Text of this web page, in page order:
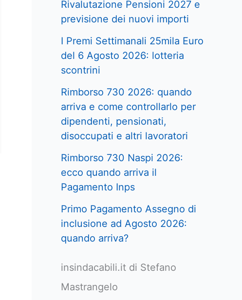
Rivalutazione Pensioni 2027 e
previsione dei nuovi importi
I Premi Settimanali 25mila Euro
del 6 Agosto 2026: lotteria
scontrini
Rimborso 730 2026: quando
arriva e come controllarlo per
dipendenti, pensionati,
disoccupati e altri lavoratori
Rimborso 730 Naspi 2026:
ecco quando arriva il
Pagamento Inps
Primo Pagamento Assegno di
inclusione ad Agosto 2026:
quando arriva?
insindacabili.it di Stefano
Mastrangelo